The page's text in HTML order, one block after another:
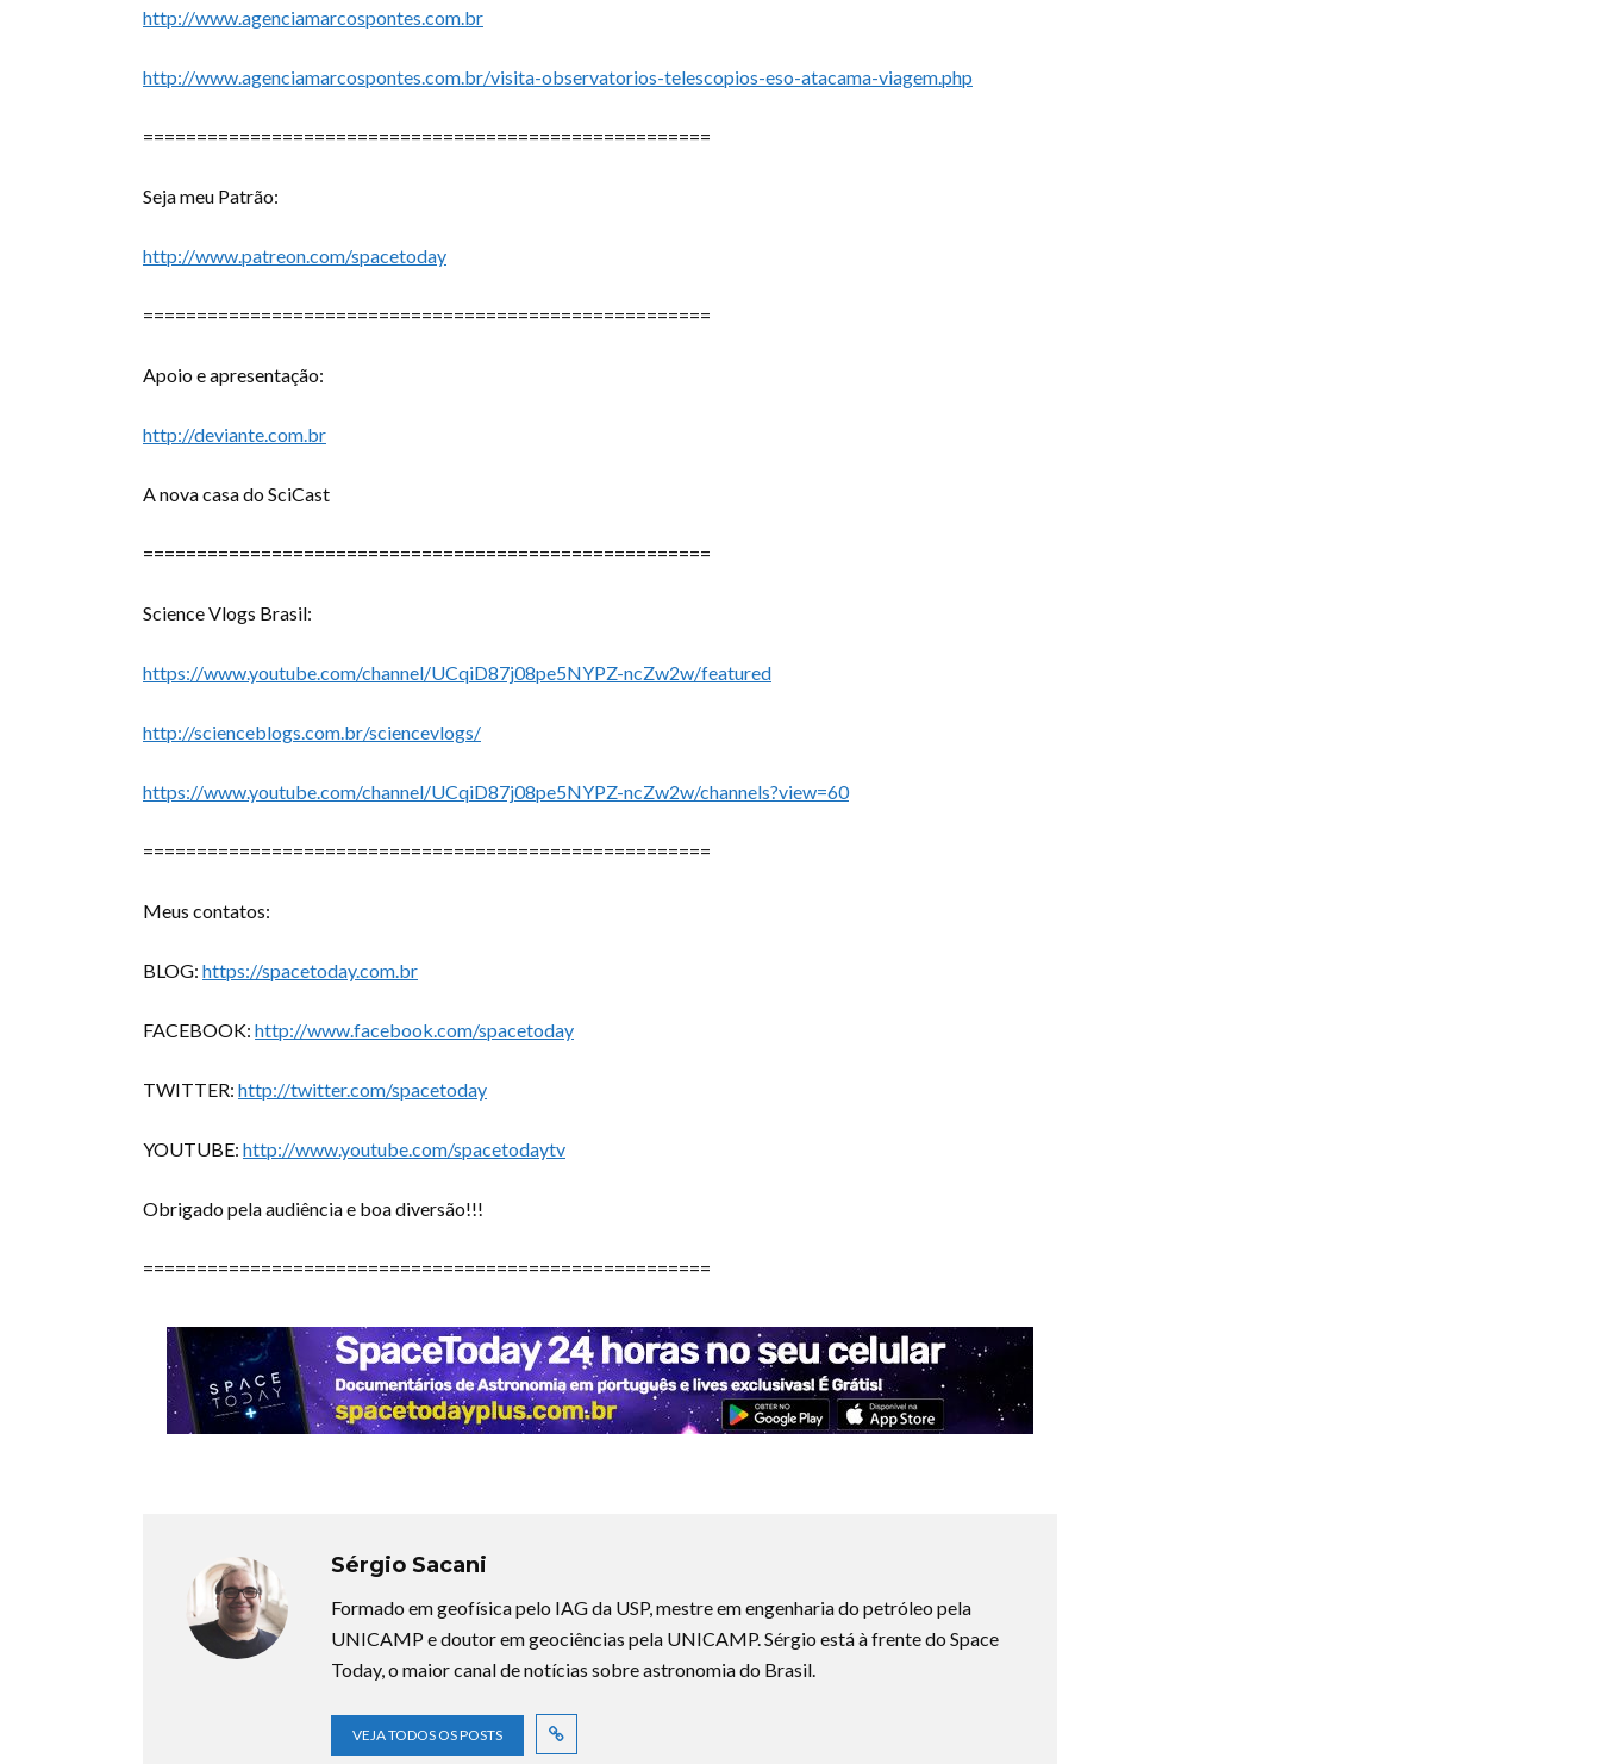
http://www.agenciamarcospontes.com.br
http://www.agenciamarcospontes.com.br/visita-observatorios-telescopios-eso-atacama-viagem.php
=====================================================
Seja meu Patrão:
http://www.patreon.com/spacetoday
=====================================================
Apoio e apresentação:
http://deviante.com.br
A nova casa do SciCast
=====================================================
Science Vlogs Brasil:
https://www.youtube.com/channel/UCqiD87j08pe5NYPZ-ncZw2w/featured
http://scienceblogs.com.br/sciencevlogs/
https://www.youtube.com/channel/UCqiD87j08pe5NYPZ-ncZw2w/channels?view=60
=====================================================
Meus contatos:
BLOG: https://spacetoday.com.br
FACEBOOK: http://www.facebook.com/spacetoday
TWITTER: http://twitter.com/spacetoday
YOUTUBE: http://www.youtube.com/spacetodaytv
Obrigado pela audiência e boa diversão!!!
=====================================================
Sérgio Sacani
Formado em geofísica pelo IAG da USP, mestre em engenharia do petróleo pela
UNICAMP e doutor em geociências pela UNICAMP. Sérgio está à frente do Space
Today, o maior canal de notícias sobre astronomia do Brasil.
VEJA TODOS OS POSTS